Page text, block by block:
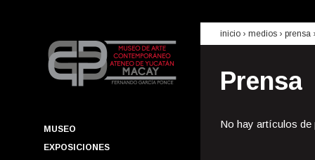
MUSEO
EXPOSICIONES
inicio › medios › prensa
Prensa
No hay artículos de